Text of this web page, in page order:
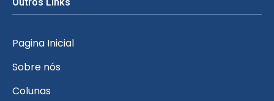
Pagina Inicial
Sobre nós
Colunas